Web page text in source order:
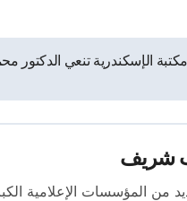
مكتبة الإسكندرية تنعي الدكتور
شريف
16 عامًا. عمل في العديد من المؤسسات